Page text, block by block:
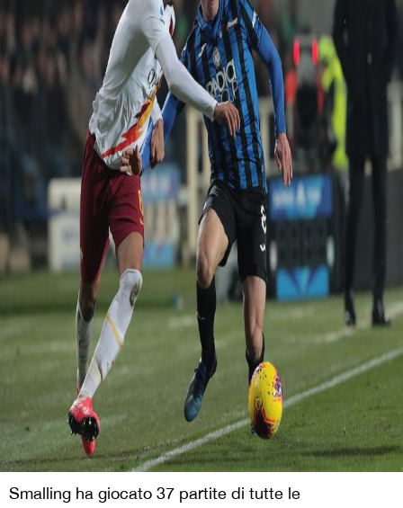
Smalling ha giocato 37 partite di tutte le